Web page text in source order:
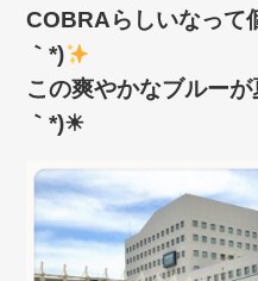
COBRAらしいなって
｀*)
この爽やかなブルー
｀*)☀